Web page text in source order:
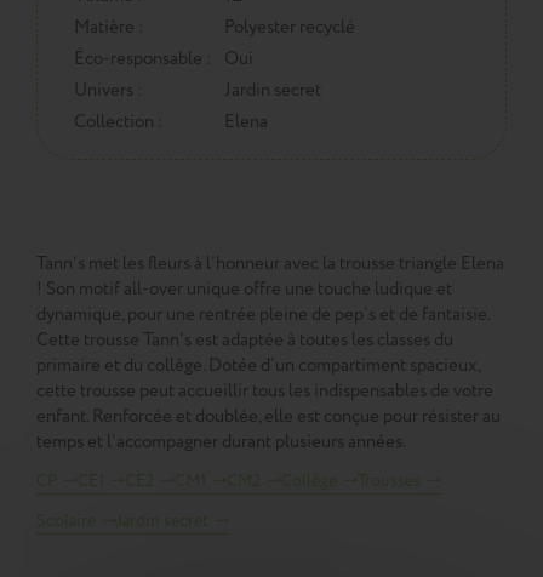
Matière :
Polyester recyclé
Éco-responsable :
Oui
Univers :
Jardin secret
Collection :
Elena
Tann’s met les fleurs à l’honneur avec la trousse triangle Elena
! Son motif all-over unique offre une touche ludique et
dynamique, pour une rentrée pleine de pep’s et de fantaisie.
Cette trousse Tann's est adaptée à toutes les classes du
primaire et du collège. Dotée d’un compartiment spacieux,
cette trousse peut accueillir tous les indispensables de votre
enfant. Renforcée et doublée, elle est conçue pour résister au
temps et l’accompagner durant plusieurs années.